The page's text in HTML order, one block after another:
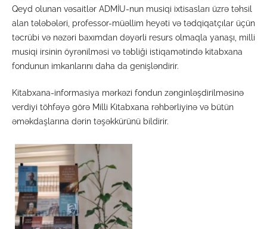
Qeyd olunan vəsaitlər ADMİU-nun musiqi ixtisasları üzrə təhsil
alan tələbələri, professor-müəllim heyəti və tədqiqatçılar üçün
təcrübi və nəzəri baxımdan dəyərli resurs olmaqla yanaşı, milli
musiqi irsinin öyrənilməsi və təbliği istiqamətində kitabxana
fondunun imkanlarını daha da genişləndirir.
Kitabxana-informasiya mərkəzi fondun zənginləşdirilməsinə
verdiyi töhfəyə görə Milli Kitabxana rəhbərliyinə və bütün
əməkdaşlarına dərin təşəkkürünü bildirir.